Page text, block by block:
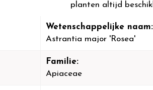
planten altijd
Wetenschappelijke naam:
Astrantia major 'Rosea'
Familie:
Apiaceae